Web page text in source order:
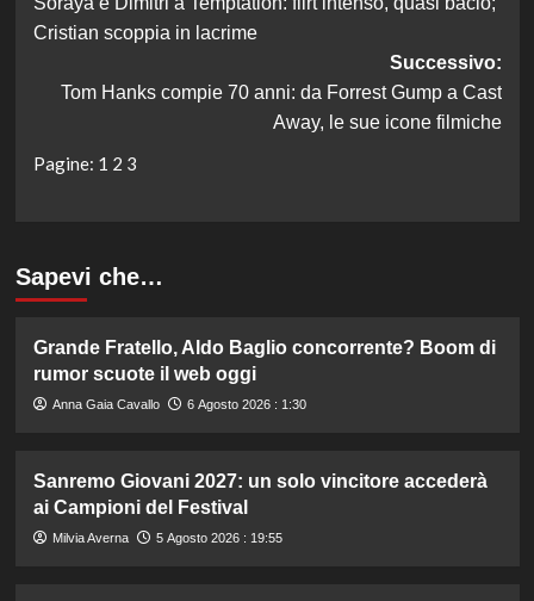
articolo
Cristian scoppia in lacrime
Successivo:
Tom Hanks compie 70 anni: da Forrest Gump a Cast
Away, le sue icone filmiche
Pagine: 1 2 3
Sapevi che…
Grande Fratello, Aldo Baglio concorrente? Boom di
rumor scuote il web oggi
Anna Gaia Cavallo 6 Agosto 2026 : 1:30
Sanremo Giovani 2027: un solo vincitore accederà
ai Campioni del Festival
Milvia Averna 5 Agosto 2026 : 19:55